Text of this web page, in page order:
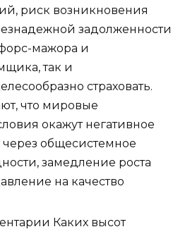
риск возникновения
задолженности
мажора и
так и
страховать.
что мировые
окажут негативное
общесистемное
замедление роста
на качество
Каких высот